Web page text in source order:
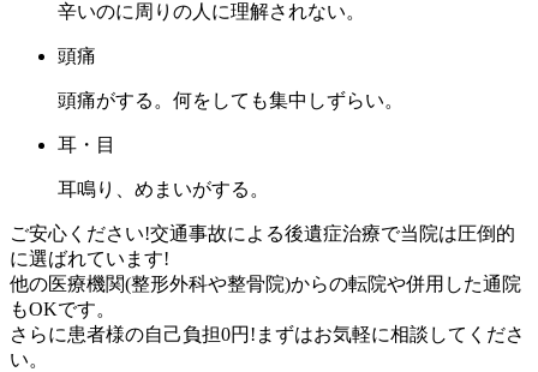
辛いのに周りの人に理解されない。
頭痛
頭痛がする。何をしても集中しずらい。
耳・目
耳鳴り、めまいがする。
ご安心ください!交通事故による後遺症治療で当院は圧倒的
に選ばれています!
他の医療機関(整形外科や整骨院)からの転院や併用した通院
もOKです。
さらに患者様の自己負担0円! まずはお気軽に相談してくださ
い。